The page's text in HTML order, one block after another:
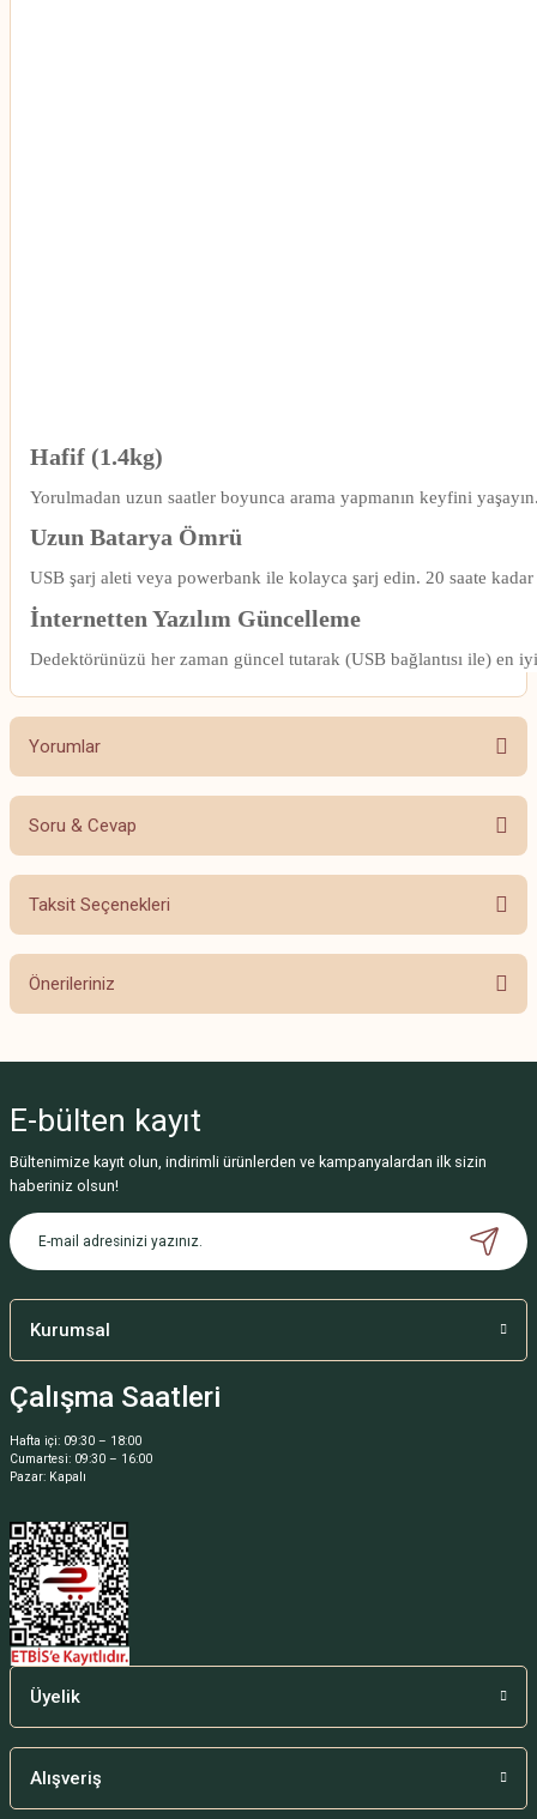
Hafif (1.4kg)
Yorulmadan uzun saatler boyunca arama yapmanın keyfini
Uzun Batarya Ömrü
USB şarj aleti veya powerbank ile kolayca şarj edin. 20 saate kadar
İnternetten Yazılım Güncelleme
Dedektörünüzü her zaman güncel tutarak (USB bağlantısı ile) en
Yorumlar
Bu ürüne ilk yorumu siz yapın!
Soru & Cevap
Ürün hakkında henüz soru sorulmamış.
Taksit Seçenekleri
Önerileriniz
Görüş ve önerileriniz için teşekkür ederiz.
Ürün resmi kalitesiz, bozuk veya görüntülenemiyor.
Ürün açıklamasında eksik bilgiler bulunuyor.
Ürün bilgilerinde hatalar bulunuyor.
E-bülten kayıt
Bültenimize kayıt olun, indirimli ürünlerden ve kampanyalardan ilk sizin
haberiniz olsun!
Kurumsal
Çalışma Saatleri
Hafta içi: 09:30 – 18:00
Cumartesi: 09:30 – 16:00
Pazar: Kapalı
Üyelik
Alışveriş